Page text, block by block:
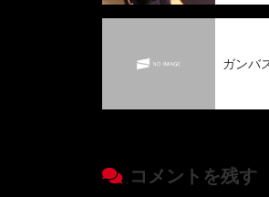
ガンバ
コメントを残す